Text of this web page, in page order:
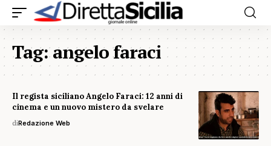
Tag:angelo faraci
Il regista siciliano Angelo Faraci: 12 anni di
cinema e un nuovo mistero da svelare
diRedazione Web